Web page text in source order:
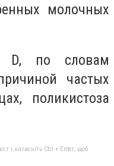
молочных
D, по словам
частых
поликистоза
і натисніть Ctrl + Enter, щоб